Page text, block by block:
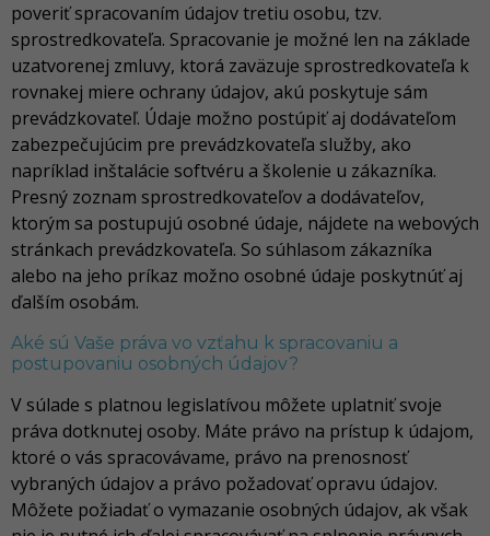
poveriť spracovaním údajov tretiu osobu, tzv.
sprostredkovateľa. Spracovanie je možné len na základe
uzatvorenej zmluvy, ktorá zaväzuje sprostredkovateľa k
rovnakej miere ochrany údajov, akú poskytuje sám
prevádzkovateľ. Údaje možno postúpiť aj dodávateľom
zabezpečujúcim pre prevádzkovateľa služby, ako
napríklad inštalácie softvéru a školenie u zákazníka.
Presný zoznam sprostredkovateľov a dodávateľov,
ktorým sa postupujú osobné údaje, nájdete na webových
stránkach prevádzkovateľa. So súhlasom zákazníka
alebo na jeho príkaz možno osobné údaje poskytnúť aj
ďalším osobám.
Aké sú Vaše práva vo vzťahu k spracovaniu a
postupovaniu osobných údajov?
V súlade s platnou legislatívou môžete uplatniť svoje
práva dotknutej osoby. Máte právo na prístup k údajom,
ktoré o vás spracovávame, právo na prenosnosť
vybraných údajov a právo požadovať opravu údajov.
Môžete požiadať o vymazanie osobných údajov, ak však